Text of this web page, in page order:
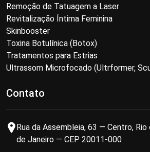
Remoção de Tatuagem a Laser
Revitalização Íntima Feminina
Skinbooster
Toxina Botulínica (Botox)
Tratamentos para Estrias
Ultrassom Microfocado (Ultrformer,
Contato
Rua da Assembleia, 63 — Centro,
de Janeiro — CEP 20011-000